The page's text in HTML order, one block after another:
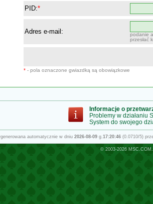
PID:*
Adres e-mail:
podanie
przesłać
* - pola oznaczone gwiazdką są obowiązkowe
Informacje o
Problemy w działaniu
System do swojego
automatycznie w dniu 2026-08-09g.17:20:46(0.0710/5)
© 2003-2026